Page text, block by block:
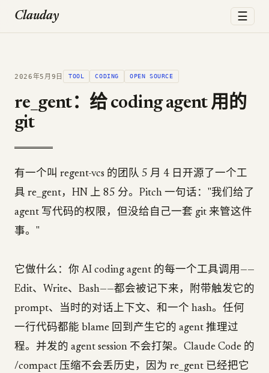
Clauday ☰
2026年5月9日 TOOL CODING OPEN SOURCE
re_gent：给 coding agent 用的
git
有一个叫 regent-vcs 的团队 5 月 4 日开源了一个工
具 re_gent，HN 上 85 分。Pitch 一句话："我们给了
agent 写代码的权限，但没给自己一套 git 来管这件
事。"
它做什么：你 AI coding agent 的每一个工具调用——
Edit、Write、Bash——都会被记下来，附带触发它的
prompt、当时的对话上下文、和一个 hash。任何
一行代码都能 blame 回到产生它的 agent 推理过
程。并发的 agent session 不会打架。Claude Code 的
/compact 压缩不会丢历史，因为 re_gent 已经把它